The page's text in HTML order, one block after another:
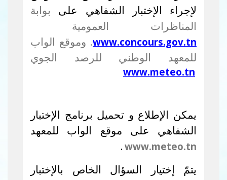
لإجراء الإختبار الشفاهي على بوابة
المناظرات العمومية
www.concours.gov.tn. وموقع الواب
للمعهد الوطني للرصد الجوي
www.meteo.tn
يمكن الإطلاع و تحميل برنامج الإختبار
الشفاهي على موقع الواب للمعهد
www.meteo.tn
.
يتمّ إختيار السؤال الخاص بالإختبار